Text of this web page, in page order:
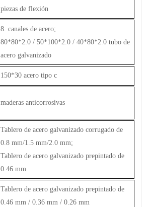
piezas de flexión
8. canales de acero;
80*80*2.0 / 50*100*2.0 / 40*80*2.0 tubo de
acero galvanizado
150*30 acero tipo c
maderas anticorrosivas
Tablero de acero galvanizado corrugado de
0.8 mm/1.5 mm/2.0 mm;
Tablero de acero galvanizado prepintado de
0.46 mm
Tablero de acero galvanizado prepintado de
0.46 mm / 0.36 mm / 0.26 mm